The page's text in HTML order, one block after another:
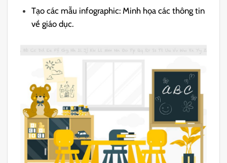
Tạo các mẫu infographic: Minh họa các thông tin
về giáo dục.